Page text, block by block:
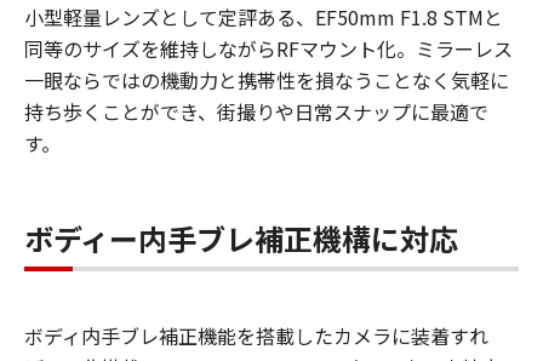
小型軽量レンズとして定評ある、EF50mm F1.8 STMと
同等のサイズを維持しながらRFマウント化。ミラーレス
一眼ならではの機動力と携帯性を損なうことなく気軽に
持ち歩くことができ、街撮りや日常スナップに最適で
す。
ボディー内手ブレ補正機構に対応
ボディ内手ブレ補正機能を搭載したカメラに装着すれ